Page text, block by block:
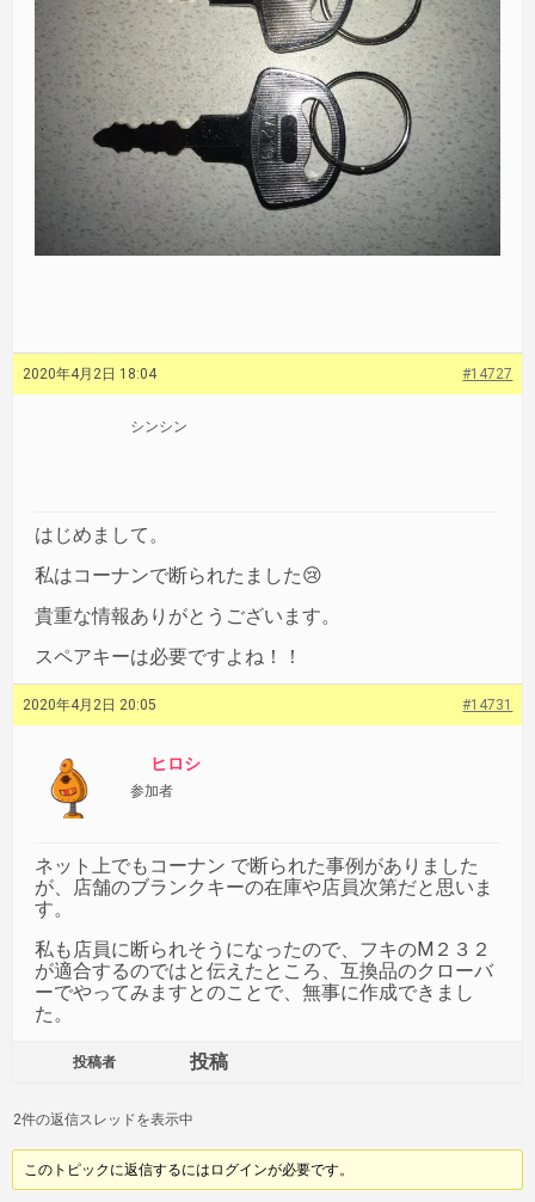
2020年4月2日 18:04 #14727
シンシン
はじめまして。
私はコーナンで断られたました😢
貴重な情報ありがとうございます。
スペアキーは必要ですよね！！
2020年4月2日 20:05 #14731
ヒロシ
参加者
ネット上でもコーナン で断られた事例がありました
が、店舗のブランクキーの在庫や店員次第だと思いま
す。
私も店員に断られそうになったので、フキのM２３２
が適合するのではと伝えたところ、互換品のクローバ
ーでやってみますとのことで、無事に作成できまし
た。
投稿者 投稿
2件の返信スレッドを表示中
このトピックに返信するにはログインが必要です。